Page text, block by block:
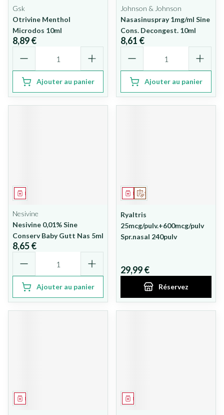
Gsk
Otrivine Menthol
Microdos 10ml
8,89 €
Ajouter au panier
Johnson & Johnson
Nasasinuspray 1mg/ml Sine
Cons. Decongest. 10ml
8,61 €
Ajouter au panier
Médicament
Nesivine
Nesivine 0,01% Sine
Conserv Baby Gutt Nas 5ml
8,65 €
Ajouter au panier
Sur prescription
Médicament
Ryaltris
25mcg/pulv.+600mcg/pulv
Spr.nasal 240pulv
29,99 €
Réservez
Médicament Médicament